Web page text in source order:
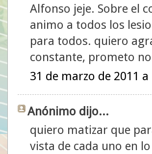
Alfonso jeje. Sobre el
animo a todos los
para todos. quiero
constante, prometo
31 de marzo de 2011 a
Anónimo dijo...
quiero matizar que
vista de cada uno en